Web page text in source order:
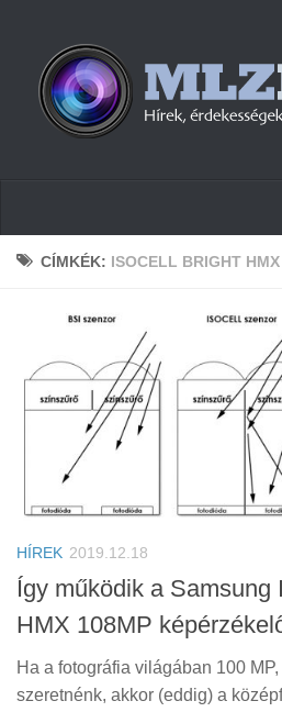
Hírek
Szoftver
Firmware
Tudástár
Érdekességek
Helyszíni Riport
E-BB
CÍMKÉK: ISOCELL BRIGHT
HÍREK 2019.12.18
Így működik a Samsung
HMX 108MP
Ha a fotográfia világában 100
szeretnénk, akkor (eddig) a